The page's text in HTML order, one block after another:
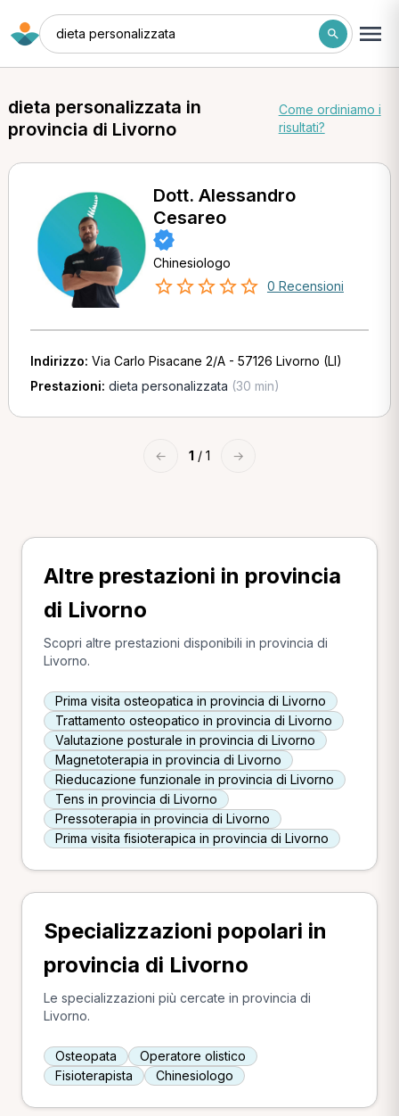
dieta personalizzata
dieta personalizzata in
provincia di Livorno
Come ordiniamo i
risultati?
Dott. Alessandro
Cesareo
Chinesiologo
0 Recensioni
Indirizzo: Via Carlo Pisacane 2/A - 57126 Livorno (LI)
Prestazioni: dieta personalizzata (30 min)
← 1 / 1 →
Altre prestazioni in provincia
di Livorno
Scopri altre prestazioni disponibili in provincia di
Livorno.
Prima visita osteopatica in provincia di Livorno
Trattamento osteopatico in provincia di Livorno
Valutazione posturale in provincia di Livorno
Magnetoterapia in provincia di Livorno
Rieducazione funzionale in provincia di Livorno
Tens in provincia di Livorno
Pressoterapia in provincia di Livorno
Prima visita fisioterapica in provincia di Livorno
Specializzazioni popolari in
provincia di Livorno
Le specializzazioni più cercate in provincia di
Livorno.
Osteopata
Operatore olistico
Fisioterapista
Chinesiologo